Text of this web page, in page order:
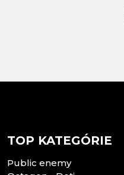
TOP KATEGÓRIE
Public enemy